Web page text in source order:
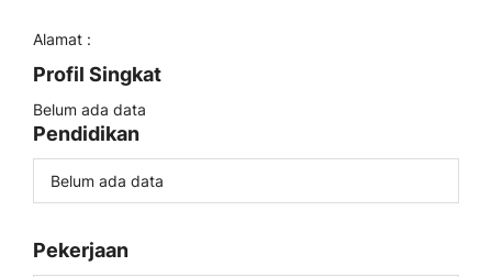
Alamat :
Profil Singkat
Belum ada data
Pendidikan
Belum ada data
Pekerjaan